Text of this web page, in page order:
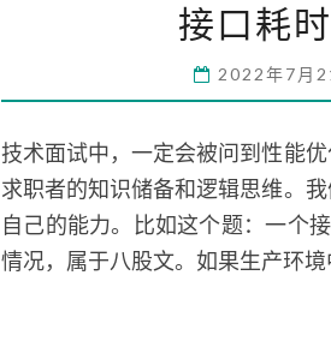
接口耗
2022年7月
技术面试中，一定会被问到性能
求职者的知识储备和逻辑思维。
自己的能力。比如这个题：一个
情况，属于八股文。如果生产环